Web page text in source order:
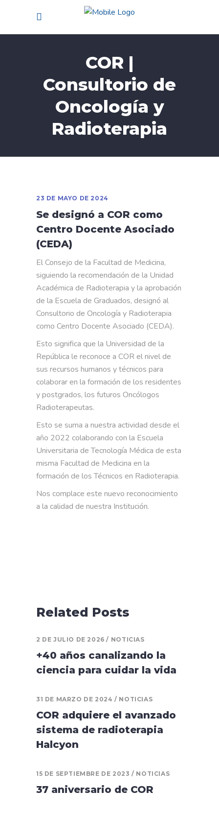
COR |
Consultorio de
Oncología y
Radioterapia
23 DE MAYO DE 2024
Se designó a COR como
Centro Docente Asociado
(CEDA)
El Consejo de la Facultad de Medicina,
siguiendo la recomendación de la Unidad
Académica de Radioterapia y la aprobación
de la Escuela de Graduados, designó al
Consultorio de Oncología y Radioterapia
como Centro Docente Asociado (CEDA).
Esto significa que la Universidad de la
República le reconoce a COR el nivel de
sus recursos humanos y técnicos para
colaborar en la formación de los residentes
y postgrados, los futuros Oncólogos
Radioterapeutas.
Esto se suma a nuestra actividad desde el
año 2022 colaborando con la Escuela
Universitaria de Tecnología Médica de esta
misma Facultad de Medicina en la
formación de los Técnicos en Radioterapia.
Nos complace este nuevo reconocimiento
a la calidad de nuestra Institución.
Related Posts
2 DE JULIO DE 2026 NOTICIAS
+40 años canalizando la
ciencia para cuidar la vida
31 DE MARZO DE 2024 NOTICIAS
COR adquiere el avanzado
sistema de radioterapia
Halcyon
15 DE SEPTIEMBRE DE 2023 NOTICIAS
37 aniversario de COR